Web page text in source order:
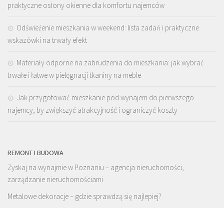
praktyczne osłony okienne dla komfortu najemców
Odświeżenie mieszkania w weekend: lista zadań i praktyczne
wskazówki na trwały efekt
Materiały odporne na zabrudzenia do mieszkania: jak wybrać
trwałe i łatwe w pielęgnacji tkaniny na meble
Jak przygotować mieszkanie pod wynajem do pierwszego
najemcy, by zwiększyć atrakcyjność i ograniczyć koszty
REMONT I BUDOWA
Zyskaj na wynajmie w Poznaniu – agencja nieruchomości,
zarządzanie nieruchomościami
Metalowe dekoracje – gdzie sprawdzą się najlepiej?